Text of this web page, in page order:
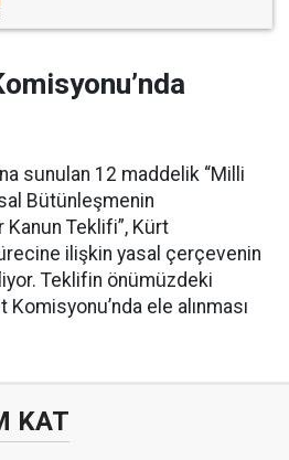
sunulan 12 maddelik “Milli
Bütünleşmenin
Teklifi”, Kürt
ilişkin yasal çerçevenin
Teklifin önümüzdeki
ele alınması
KAT